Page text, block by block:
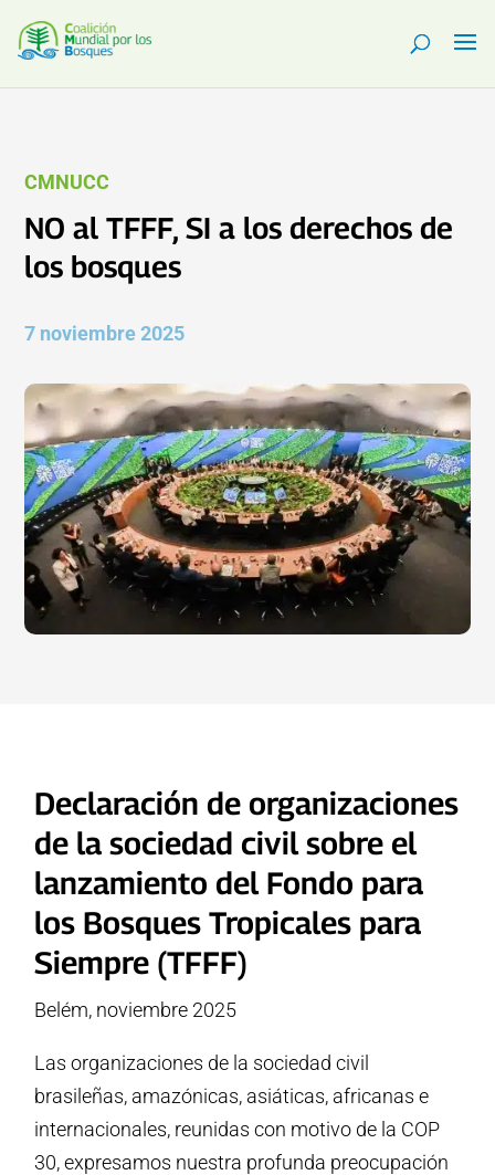
CMNUCC
NO al TFFF, SI a los derechos de
los bosques
7 noviembre 2025
Declaración de organizaciones
de la sociedad civil sobre el
lanzamiento del Fondo para
los Bosques Tropicales para
Siempre (TFFF)
Belém, noviembre 2025
Las organizaciones de la sociedad civil
brasileñas, amazónicas, asiáticas, africanas e
internacionales, reunidas con motivo de la COP
30, expresamos nuestra profunda preocupación